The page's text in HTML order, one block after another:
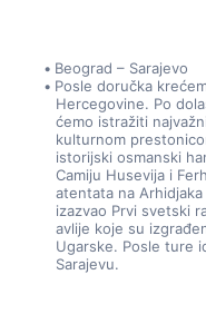
Beograd – Sarajevo
Posle doručka
Hercegovine. Po
ćemo istražiti
kulturnom
istorijski osmanski
Camiju Husevija i
atentata na
izazvao Prvi svetski
avlije koje su
Ugarske. Posle ture
Sarajevu.